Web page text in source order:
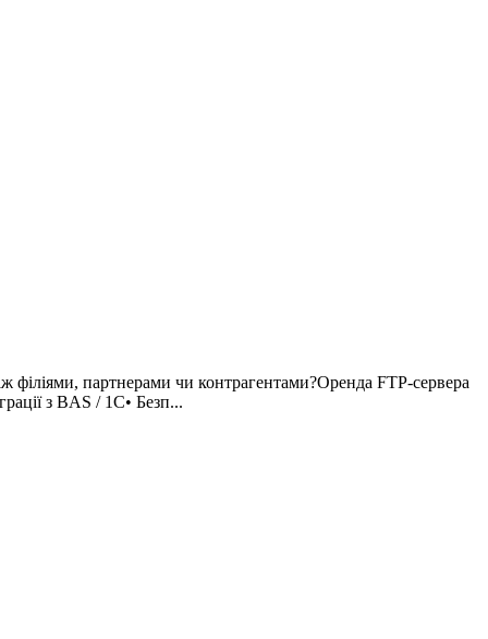
партнерами чи контрагентами?Оренда FTP-сервера
з BAS / 1C• Безп...